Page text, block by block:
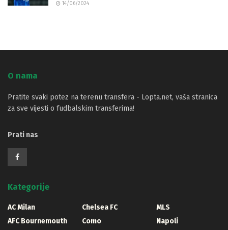
14/06/2024
O nama
Pratite svaki potez na terenu transfera - Lopta.net, vaša stranica
za sve vijesti o fudbalskim transferima!
Prati nas
Kategorije
AC Milan
AFC Bournemouth
Chelsea FC
Como
MLS
Napoli